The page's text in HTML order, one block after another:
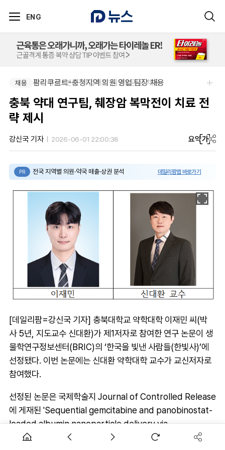
ENG
채용 팜리쿠르트-충청지역 의원 영업 팀장 채용
채용 부광약품-본사 사업개발 팀원&팀장 채용
충북 약대 연구팀, 췌장암 복막전이 치료 전
략 제시
강신국 기자 2026-06-01 22:00:38 요약가
PR 전국 지역별 의원·약국 매출·상권 분석 데일리팜맵 바로가기
[데일리팜=강신국 기자] 충북대학교 약학대학 이재민 씨(박
사 5년, 지도교수 신대환)가 제1저자로 참여한 연구 논문이 생
물학연구정보센터(BRIC)의 ‘한국을 빛낸 사람들(한빛사)’에
선정됐다. 이번 논문에는 신대환 약학대학 교수가 교신저자로
참여했다.
선정된 논문은 국제학술지 Journal of Controlled Release
에 게재된 'Sequential gemcitabine and panobinostat-
loaded albumin nanoparticle delivery via
thermosensitive hydrogel in pancreatic peritoneal